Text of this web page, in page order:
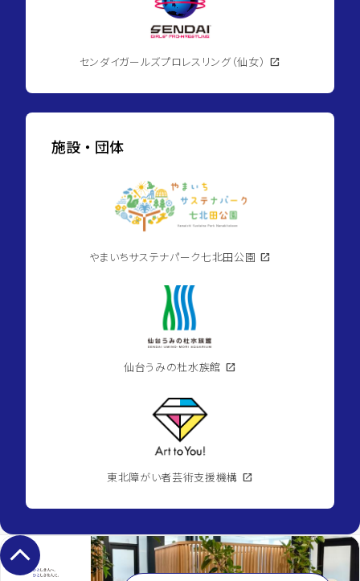
センダイガールズプロレスリング（仙女） open_in_new
施設・団体
やまいちサステナパーク七北田公園 open_in_new
仙台うみの杜水族館 open_in_new
東北障がい者芸術支援機構 open_in_new
keyboard_arrow_up